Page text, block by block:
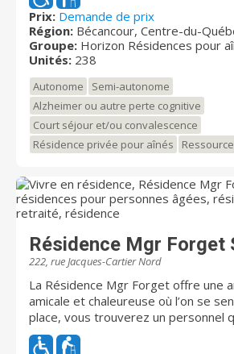
d’activités qui rendent chaque
stimulante.? Nos services personnalisés sont offerts
24 heures sur 24 et s’adaptent à vos
Profitez d’une vie autonome dans
appartement, ou bénéficiez de
de soins liés à la perte cognitive, ou
d’un peu de compagnie. Nous
pour vous. Nous proposons plusieurs types de
logements, allant du studio (1½) aux
et à votre style de vie.
Prix: Demande de prix
Région: Bécancour, Centre-du-
Groupe: Horizon Résidences pour
Unités: 238
Autonome
Semi-autonome
Alzheimer ou autre perte cognitive
Court séjour et/ou convalescence
Résidence privée pour aînés
Résidence Mgr Forget
222, rue Jacques-Cartier Nord
La Résidence Mgr Forget offre une
amicale et chaleureuse où l’on se
place, vous trouverez un personnel
24 qui vous proposera des activités
dans un établissement où le confort